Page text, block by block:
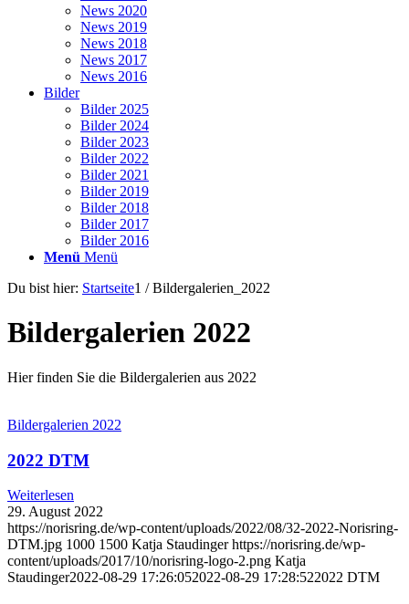
News 2020
News 2019
News 2018
News 2017
News 2016
Bilder
Bilder 2025
Bilder 2024
Bilder 2023
Bilder 2022
Bilder 2021
Bilder 2019
Bilder 2018
Bilder 2017
Bilder 2016
Menü Menü
Du bist hier: Startseite1 / Bildergalerien_2022
Bildergalerien 2022
Hier finden Sie die Bildergalerien aus 2022
Bildergalerien 2022
2022 DTM
Weiterlesen
29. August 2022
https://norisring.de/wp-content/uploads/2022/08/32-2022-Norisring-
DTM.jpg 1000 1500 Katja Staudinger https://norisring.de/wp-
content/uploads/2017/10/norisring-logo-2.png Katja
Staudinger2022-08-29 17:26:052022-08-29 17:28:522022 DTM